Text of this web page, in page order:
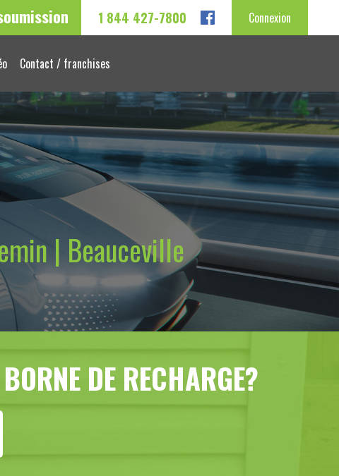
1 844 427-7800 Connexion
Contact / franchises
| Beauceville
DE RECHARGE?